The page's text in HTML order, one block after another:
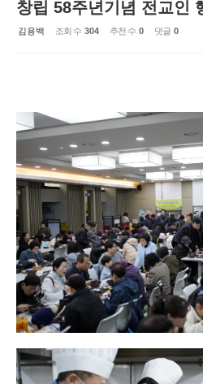
창립 58주년기념 전교인
김용백 조회 수 304 추천 수 0 댓글 0
소망의 샘
소망 플러스
온라인 꿈의 리스트
선교|Mission
행복밥상|Happy dining
table